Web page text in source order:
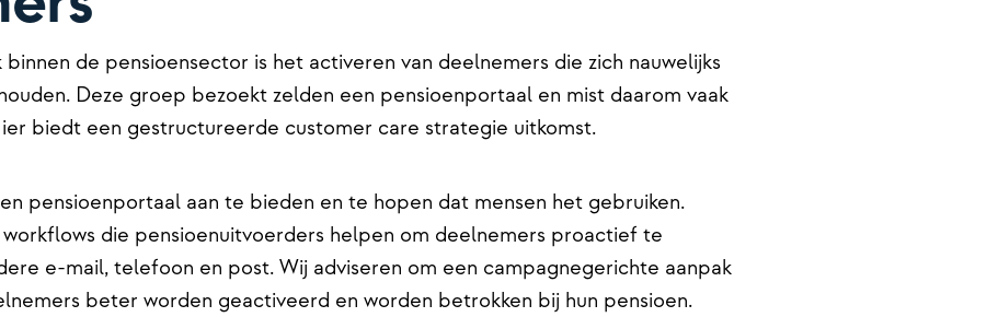
de pensioensector is het activeren van deelnemers die zich nauwelijks
Deze groep bezoekt zelden een pensioenportaal en mist daarom vaak
biedt een gestructureerde customer care strategie uitkomst.
pensioenportaal aan te bieden en te hopen dat mensen het gebruiken.
die pensioenuitvoerders helpen om deelnemers proactief te
e-mail, telefoon en post. Wij adviseren om een campagnegerichte aanpak
beter worden geactiveerd en worden betrokken bij hun pensioen.